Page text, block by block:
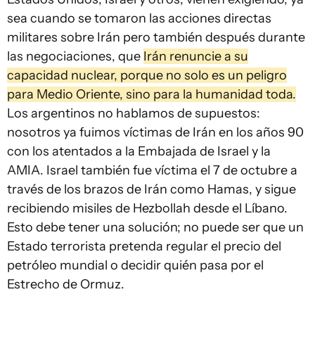
sea cuando se tomaron las acciones directas
militares sobre Irán pero también después durante
las negociaciones, que Irán renuncie a su
capacidad nuclear, porque no solo es un peligro
para Medio Oriente, sino para la humanidad toda.
Los argentinos no hablamos de supuestos:
nosotros ya fuimos víctimas de Irán en los años 90
con los atentados a la Embajada de Israel y la
AMIA. Israel también fue víctima el 7 de octubre a
través de los brazos de Irán como Hamas, y sigue
recibiendo misiles de Hezbollah desde el Líbano.
Esto debe tener una solución; no puede ser que un
Estado terrorista pretenda regular el precio del
petróleo mundial o decidir quién pasa por el
Estrecho de Ormuz.